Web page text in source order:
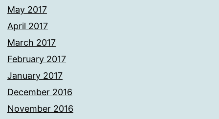
May 2017
April 2017
March 2017
February 2017
January 2017
December 2016
November 2016